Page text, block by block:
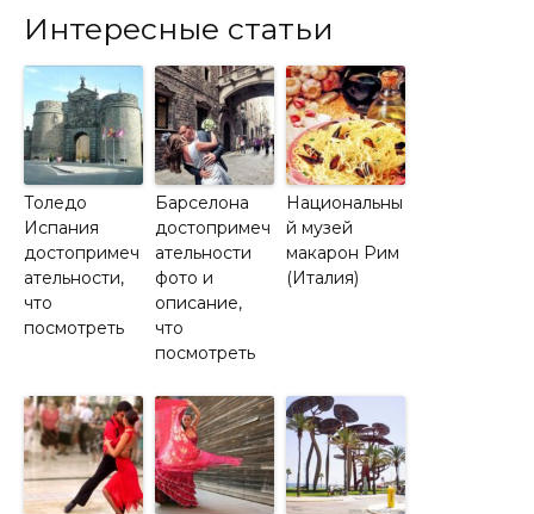
Интересные статьи
Толедо
Испания
достопримеч
ательности,
что
посмотреть
Барселона
достопримеч
ательности
фото и
описание,
что
посмотреть
Национальны
й музей
макарон Рим
(Италия)